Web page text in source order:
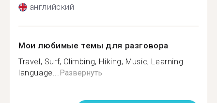
английский
Мои любимые темы для разговора
Travel, Surf, Climbing, Hiking, Music, Learning
language...Развернуть